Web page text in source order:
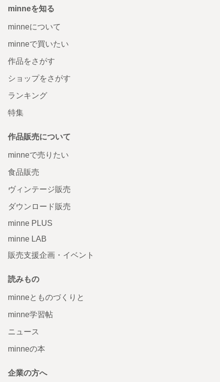
minneを知る
minneについて
minneで買いたい
作品をさがす
ショップをさがす
ランキング
特集
作品販売について
minneで売りたい
食品販売
ヴィンテージ販売
ダウンロード販売
minne PLUS
minne LAB
販売支援企画・イベント
読みもの
minneとものづくりと
minne学習帖
ニュース
minneの本
企業の方へ